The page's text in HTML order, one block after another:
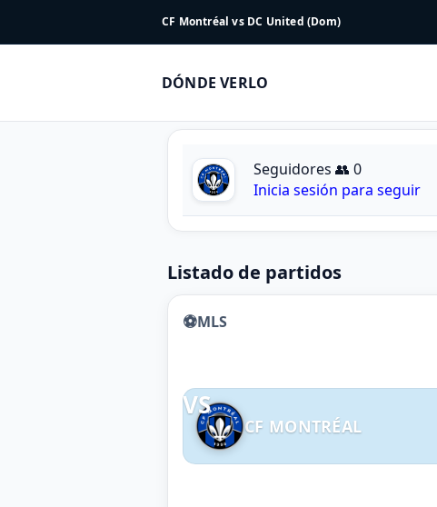
CF Montréal vs DC United (Dom)
DÓNDE VERLO
Seguidores 👥 0
Inicia sesión para seguir
Listado de partidos
⚽MLS
CF MONTRÉAL
VS